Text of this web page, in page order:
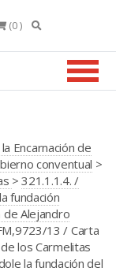
(0 )
Encarnación de
conventual >
>321.1.1.4. /
fundación
de Alejandro
13 / Carta
los Carmelitas
la fundación del